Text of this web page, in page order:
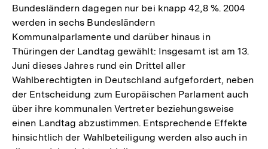
Bundesländern dagegen nur bei knapp 42,8 %. 2004
werden in sechs Bundesländern
Kommunalparlamente und darüber hinaus in
Thüringen der Landtag gewählt: Insgesamt ist am 13.
Juni dieses Jahres rund ein Drittel aller
Wahlberechtigten in Deutschland aufgefordert, neben
der Entscheidung zum Europäischen Parlament auch
über ihre kommunalen Vertreter beziehungsweise
einen Landtag abzustimmen. Entsprechende Effekte
hinsichtlich der Wahlbeteiligung werden also auch in